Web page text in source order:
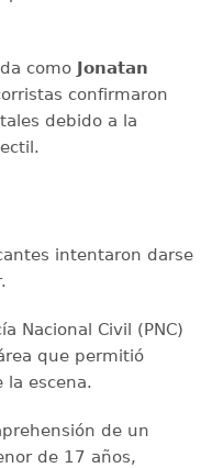
como Jonatan
confirmaron
debido a la
intentaron darse
Nacional Civil (PNC)
que permitió
la escena.
de un
de 17 años,